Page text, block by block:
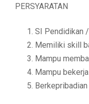
PERSYARATAN
SI Pendidikan
Memiliki skill
Mampu
Mampu